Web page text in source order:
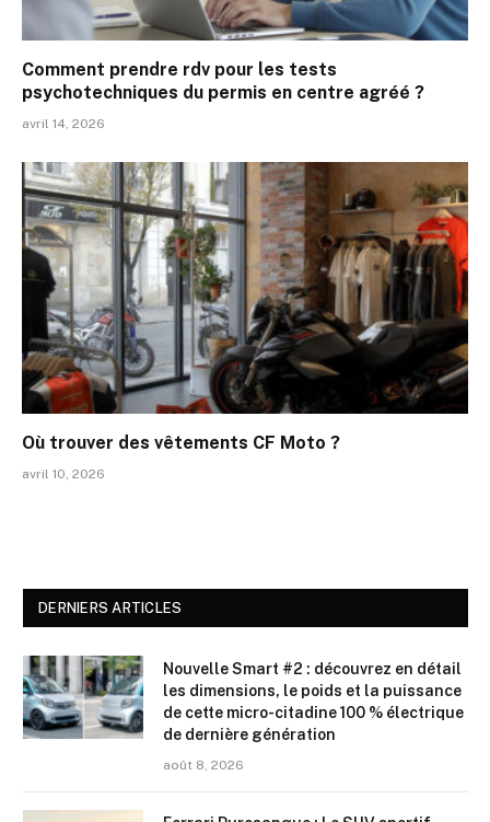
Comment prendre rdv pour les tests
psychotechniques du permis en centre agréé ?
avril 14, 2026
Où trouver des vêtements CF Moto ?
avril 10, 2026
DERNIERS ARTICLES
Nouvelle Smart #2 : découvrez en détail
les dimensions, le poids et la puissance
de cette micro-citadine 100 % électrique
de dernière génération
août 8, 2026